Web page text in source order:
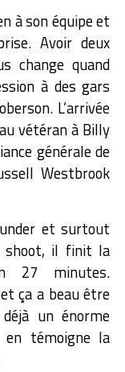
à son équipe et
Avoir deux
change quand
à des gars
L’arrivée
vétéran à Billy
générale de
Westbrook
et surtout
shoot, il finit la
27 minutes.
ça a beau être
un énorme
en témoigne la